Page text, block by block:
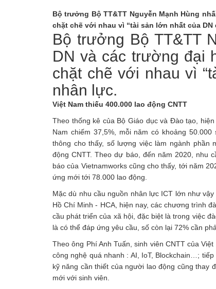
Bộ trưởng Bộ TT&TT Nguyễn Mạnh Hùng
chặt chẽ với nhau vì “tài sản lớn nhất của
Bộ trưởng Bộ TT&TT
DN và các trường đại
chặt chẽ với nhau vì
nhân lực.
Việt Nam thiếu 400.000 lao động CNTT
Theo thống kê của Bộ Giáo dục và Đào tạo,
Nam chiếm 37,5%, mỗi năm có khoảng
thông cho thấy, số lượng việc làm ngành phần
động CNTT. Theo dự báo, đến năm 2020, nhu
báo của Vietnamworks cũng cho thấy, tới năm
ứng mới tới 78.000 lao động.
Mặc dù nhu cầu nguồn nhân lực ICT lớn như
Hồ Chí Minh - HCA, hiện nay, các chương trình
cầu phát triển của xã hội, đặc biệt là trong việc
là có thể đáp ứng yêu cầu, số còn lại 72% cần
Theo ông Phí Anh Tuấn, sinh viên CNTT của
công nghệ quá nhanh : AI, IoT, Blockchain…;
kỹ năng cần thiết của người lao động cũng thay
mới với sinh viên.